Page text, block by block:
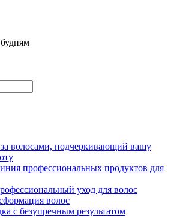
волосами, подчеркивающий вашу
профессиональных продуктов для
уход для волос
волос
с безупречным результатом